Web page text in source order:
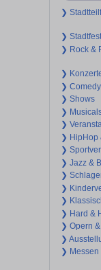
❯
❯
❯ Rock &
❯
❯
❯ Shows
❯
❯
❯ HipHop
❯
❯ Jazz &
❯
❯
❯
❯ Hard &
❯ Opern
❯
❯ Messen